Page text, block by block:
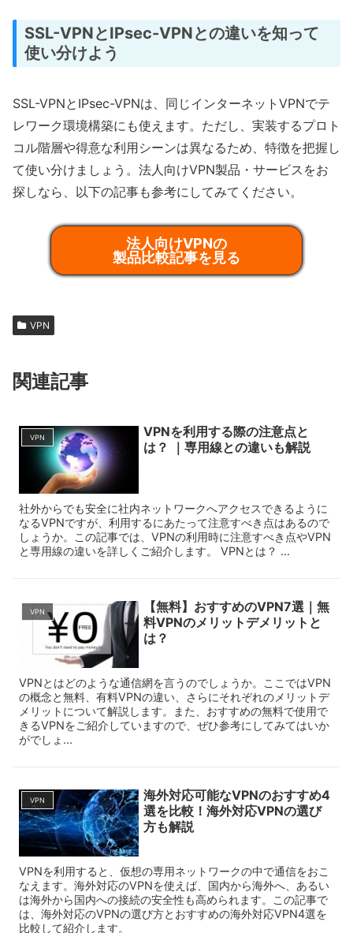
SSL-VPNとIPsec-VPNとの違いを知って
使い分けよう
SSL-VPNとIPsec-VPNは、同じインターネットVPNでテ
レワーク環境構築にも使えます。ただし、実装するプロト
コル階層や得意な利用シーンは異なるため、特徴を把握し
て使い分けましょう。法人向けVPN製品・サービスをお
探しなら、以下の記事も参考にしてみてください。
法人向けVPNの
製品比較記事を見る
VPN
関連記事
VPN
VPNを利用する際の注意点と
は？ ｜専用線との違いも解説
社外からでも安全に社内ネットワークへアクセスできるように
なるVPNですが、利用するにあたって注意すべき点はあるので
しょうか。この記事では、VPNの利用時に注意すべき点やVPN
と専用線の違いを詳しくご紹介します。 VPNとは？ ...
VPN
【無料】おすすめのVPN7選｜無
料VPNのメリットデメリットと
は？
VPNとはどのような通信網を言うのでしょうか。ここではVPN
の概念と無料、有料VPNの違い、さらにそれぞれのメリットデ
メリットについて解説します。また、おすすめの無料で使用で
きるVPNをご紹介していますので、ぜひ参考にしてみてはいか
がでしょ...
VPN
海外対応可能なVPNのおすすめ4
選を比較！海外対応VPNの選び
方も解説
VPNを利用すると、仮想の専用ネットワークの中で通信をおこ
なえます。海外対応のVPNを使えば、国内から海外へ、あるい
は海外から国内への接続の安全性も高められます。この記事で
は、海外対応のVPNの選び方とおすすめの海外対応VPN4選を
比較して紹介します。